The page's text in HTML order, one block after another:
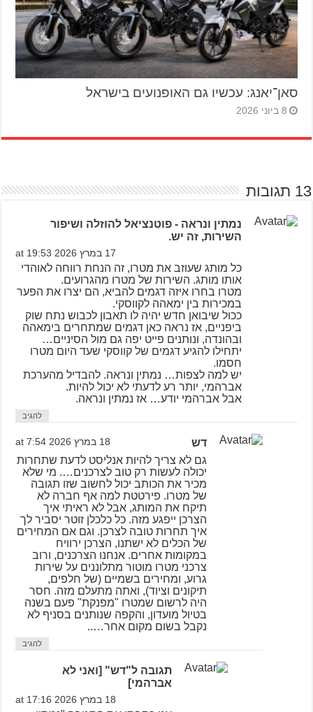
סאן־יאנג: עכשיו גם האופנועים בישראל
8 ביוני 2026
13 תגובות
נמתין ונראה - פוטנציאל להוזלה ושיפור
השירות, זה יש.
17 במרץ 2026 at 19:53
כל מותג שעוזב את מטרו, זה הנחת רווחה לאוהדי
אותו מותג. השירות של מטרו מהגרועים.
מטרו בחרו איזה דגמים להביא, הם יצרו את הפער
במכירות בין ימאהה לקווסקי.
ככול שיבואן חדש יהיה לו תאבון לכבוש נתח שוק
ביפניים, אז נראה כאן דגמים שמתחרים בימאהה
ובהונדה, ונותנים פייט יפה גם מול הסיניים…
יתחילו להגיע דגמים של קווסקי שעד היום מטרו
חסמו.
יש למה לצפות… נמתין ונראה. להבדיל מהערכת
אברהמי, יותר רע לדעתי לא יכול להיות.
אבל אברהמי יודע… אז נמתין ונראה.
להגיב
דש 18 במרץ 2026 at 7:54
גם לא צריך להיות אנליסט לדעת שתחרות
יכולה לעשות רק טוב לצרכנים…. מי שלא
מכיר את הכותב יכול לחשוב שזו תגובה
של מטרו. פירטטת למה אף חברה לא
תיקח את המותג, אבל לא ראיתי איך
הצרכן ייפגע מזה. כל כלכלן זוטר יסביר לך
איך תחרות טובה לצרכן. וגם אם המחירים
של הכלים לא ישתנו, הצרכן ירוויח
במקומות אחרים. אנחנו הצרכנים, ורוב
צרכני מטרו מוטור מתלוננים על שירות
גרוע, ומחירים בשמיים (של חלפים,
תיקונים וציוד), ואתה מתעלם מזה. חסר
היה לרשום שמטרו "מפנקת" פעם בשנה
בטיול מועדון, והקפה שנותנים בסניף לא
נקבל בשום מקום אחר…..
להגיב
תגובה ל"דש" [ואני לא
אברהמי]
18 במרץ 2026 at 17:16